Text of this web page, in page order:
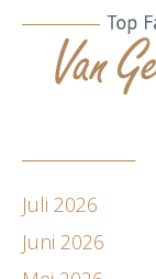
Juli 2026
Juni 2026